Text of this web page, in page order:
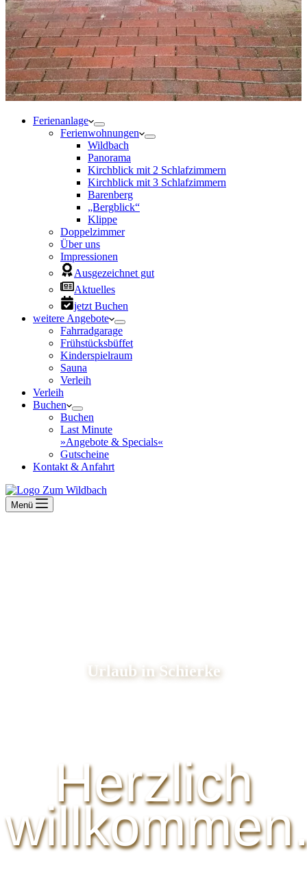
Ferienanlage
Ferienwohnungen
Wildbach
Panorama
Kirchblick mit 2 Schlafzimmern
Kirchblick mit 3 Schlafzimmern
Barenberg
„Bergblick“
Klippe
Doppelzimmer
Über uns
Impressionen
Ausgezeichnet gut
Aktuelles
jetzt Buchen
weitere Angebote
Fahrradgarage
Frühstücksbüffet
Kinderspielraum
Sauna
Verleih
Verleih
Buchen
Buchen
Last Minute
»Angebote & Specials«
Gutscheine
Kontakt & Anfahrt
Menü
Urlaub in Schierke
Herzlich